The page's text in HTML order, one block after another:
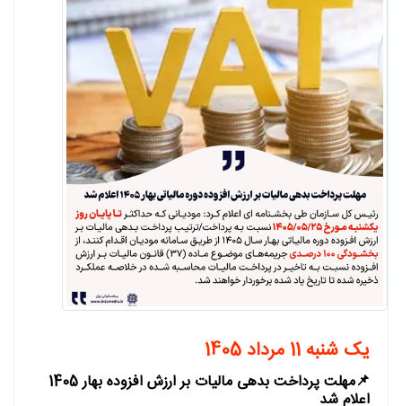
یک شنبه 11 مرداد 1405
📌مهلت پرداخت بدهی مالیات بر ارزش افزوده بهار 1405
اعلام شد